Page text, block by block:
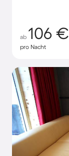
ab 106 €
pro Nacht